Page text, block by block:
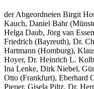
der Abgeordneten Birgit
Kauch, Daniel Bahr
Helga Daub, Jörg van
Friedrich (Bayreuth), Dr.
Hartmann (Homburg),
Hoyer, Dr. Heinrich L.
Ina Lenke, Dirk Niebel,
Otto (Frankfurt), Eberhard
Pieper, Gisela Piltz, Dr.